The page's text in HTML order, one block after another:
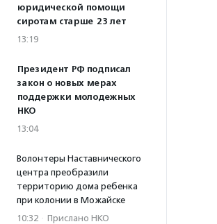
юридической помощи
сиротам старше 23 лет
13:19
Президент РФ подписал
закон о новых мерах
поддержки молодежных
НКО
13:04
Волонтеры Наставнического
центра преобразили
территорию дома ребенка
при колонии в Можайске
10:32 · Прислано НКО